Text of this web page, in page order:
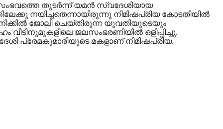
സംഭവത്തെ തുടർന്ന് യമന്‍ സ്വദേശിയായ
നയിച്ചതെന്നായിരുന്നു നിമിഷപ്രിയ കോടതിയിൽ
ജോലി ചെയ്തിരുന്ന യുവതിയുടെയും
ജലസംഭരണിയില്‍ ഒളിപ്പിച്ചു.
പ്രേമകുമാരിയുടെ മകളാണ് നിമിഷപ്രിയ.